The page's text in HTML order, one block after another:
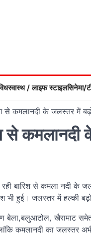
स्वास्थ / लाइफ स्टाइलसिनेमा/
से कमलानदी के जलस्तर में
से कमलानदी
बारिश से कमला नदी के
भी हुई। जलस्तर में हल्की
खैरामाट
कमलानदी का जलस्तर